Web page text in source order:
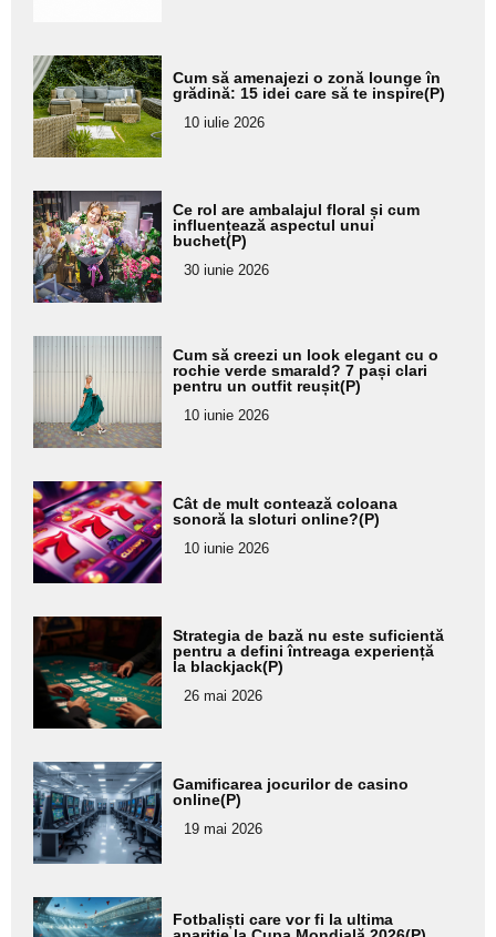
Adaugă
aici textul
pentru
subtitlu
Cum să amenajezi o zonă lounge în
grădină: 15 idei care să te inspire(P)
10 iulie 2026
Adaugă
aici textul
pentru
subtitlu
Ce rol are ambalajul floral și cum
influențează aspectul unui
buchet(P)
30 iunie 2026
Adaugă
aici textul
pentru
subtitlu
Cum să creezi un look elegant cu o
rochie verde smarald? 7 pași clari
pentru un outfit reușit(P)
10 iunie 2026
Adaugă
aici textul
pentru
subtitlu
Cât de mult contează coloana
sonoră la sloturi online?(P)
10 iunie 2026
Adaugă
aici textul
pentru
subtitlu
Strategia de bază nu este suficientă
pentru a defini întreaga experiență
la blackjack(P)
26 mai 2026
Adaugă
aici textul
pentru
subtitlu
Gamificarea jocurilor de casino
online(P)
19 mai 2026
Adaugă
Fotbaliști care vor fi la ultima